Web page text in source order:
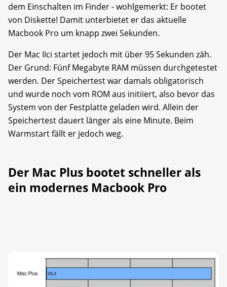
dem Einschalten im Finder - wohlgemerkt: Er bootet
von Diskette! Damit unterbietet er das aktuelle
Macbook Pro um knapp zwei Sekunden.
Der Mac IIci startet jedoch mit über 95 Sekunden zäh.
Der Grund: Fünf Megabyte RAM müssen durchgetestet
werden. Der Speichertest war damals obligatorisch
und wurde noch vom ROM aus initiiert, also bevor das
System von der Festplatte geladen wird. Allein der
Speichertest dauert länger als eine Minute. Beim
Warmstart fällt er jedoch weg.
Der Mac Plus bootet schneller als
ein modernes Macbook Pro